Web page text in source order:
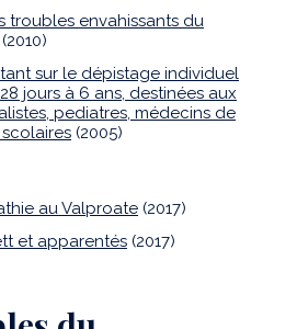
troubles envahissants du
sur le dépistage individuel
jours à 6 ans, destinées aux
pediatres, médecins de
(2005)
au Valproate (2017)
et apparentés (2017)